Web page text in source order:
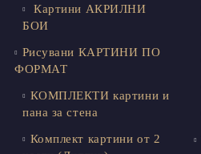
Картини АКРИЛНИ
БОИ
Рисувани КАРТИНИ ПО
ФОРМАТ
КОМПЛЕКТИ картини и
пана за стена
Комплект картини от 2